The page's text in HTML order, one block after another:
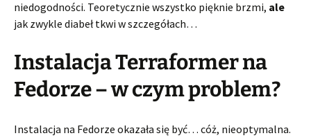
niedogodności. Teoretycznie wszystko pięknie brzmi, ale
jak zwykle diabeł tkwi w szczegółach…
Instalacja Terraformer na
Fedorze – w czym problem?
Instalacja na Fedorze okazała się być… cóż, nieoptymalna.